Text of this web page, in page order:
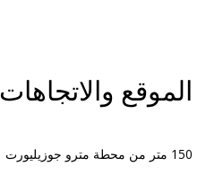
الموقع والاتجاهات
150 متر من محطة مترو جوزيليورت